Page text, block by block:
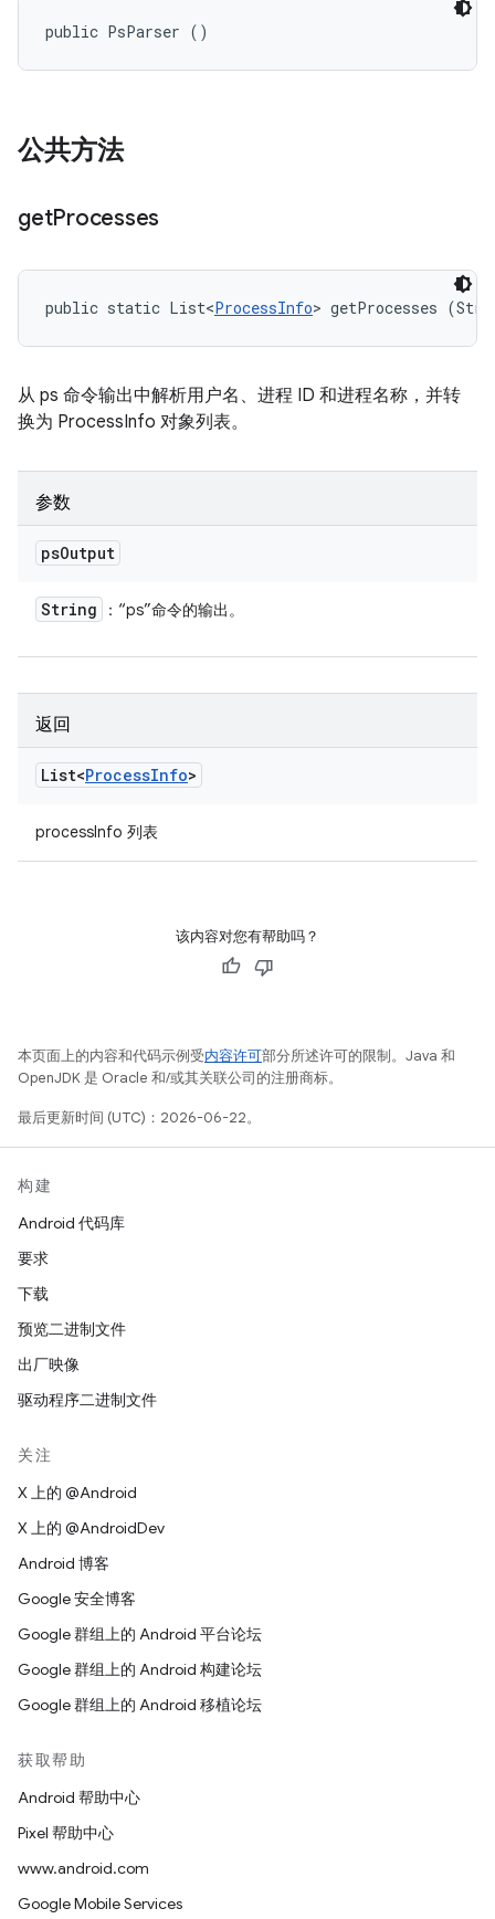
public PsParser ()
公共方法
getProcesses
public static List<ProcessInfo> getProcesses
从 ps 命令输出中解析用户名、进程 ID 和进程名称，并转
换为 ProcessInfo 对象列表。
参数
psOutput
String ：“ps”命令的输出。
返回
List<ProcessInfo>
processInfo 列表
该内容对您有帮助吗？
本页面上的内容和代码示例受内容许可部分所述许可的限制。Java 和
OpenJDK 是 Oracle 和/或其关联公司的注册商标。
最后更新时间 (UTC)：2026-06-22。
构建
Android 代码库
要求
下载
预览二进制文件
出厂映像
驱动程序二进制文件
关注
X 上的 @Android
X 上的 @AndroidDev
Android 博客
Google 安全博客
Google 群组上的 Android 平台论坛
Google 群组上的 Android 构建论坛
Google 群组上的 Android 移植论坛
获取帮助
Android 帮助中心
Pixel 帮助中心
www.android.com
Google Mobile Services